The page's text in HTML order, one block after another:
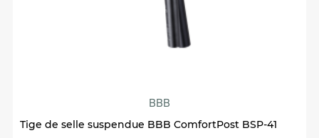
BBB
Tige de selle suspendue BBB ComfortPost BSP-41